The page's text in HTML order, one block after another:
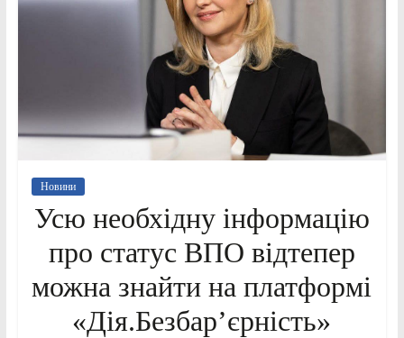
Новини
Усю необхідну інформацію
про статус ВПО відтепер
можна знайти на платформі
«Дія.Безбарʼєрність»